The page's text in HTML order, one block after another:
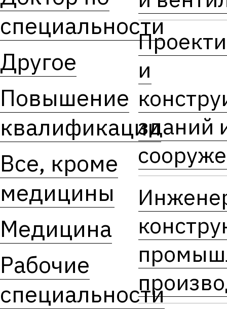
специальности
Другое
Повышение
квалификации
Все, кроме
медицины
Медицина
Рабочие
специальности
и
зданий